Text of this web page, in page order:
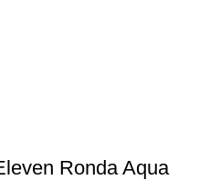
Ronda Aqua